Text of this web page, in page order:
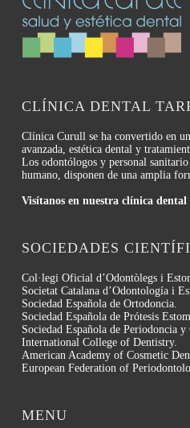
CLÍNICA DENTAL
Clínica Curull se ha convertido en
avanzada, estética dental y
Los odontólogos y personal
humano, disponen de una amplia
Visítanos en nuestra clínica dental
SOCIEDADES
Col·legi Oficial d’Odontòlegs i
Societat Catalana d’Odontología i
Sociedad Española de Ortodoncia.
Sociedad Española de Prótesis
Sociedad Española de Periodoncia
International College of Dentistry.
American Academy of Cosmetic
European Federation of
MENU